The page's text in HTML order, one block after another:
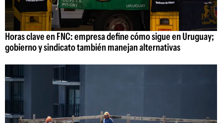
Horas clave en FNC: empresa define cómo sigue en Uruguay;
gobierno y sindicato también manejan alternativas